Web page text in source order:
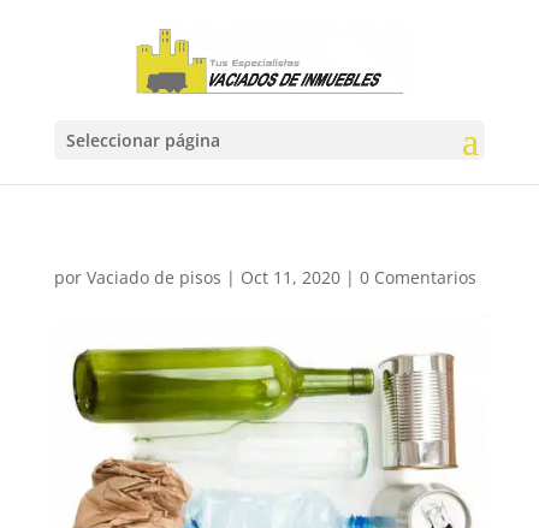
Seleccionar página
por Vaciado de pisos | Oct 11, 2020| 0 Comentarios